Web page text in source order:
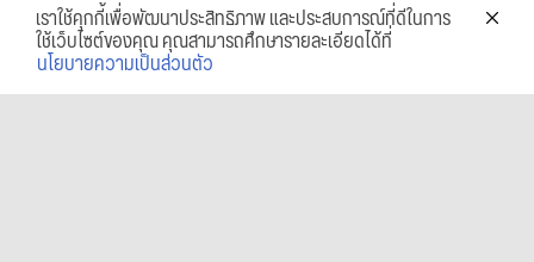
เราใช้คุกกี้เพื่อพัฒนาประสิทธิภาพ และประสบการณ์ที่ดีในการ
ใช้เว็บไซต์ของคุณ คุณสามารถศึกษารายละเอียดได้ที่
นโยบายความเป็นส่วนตัว